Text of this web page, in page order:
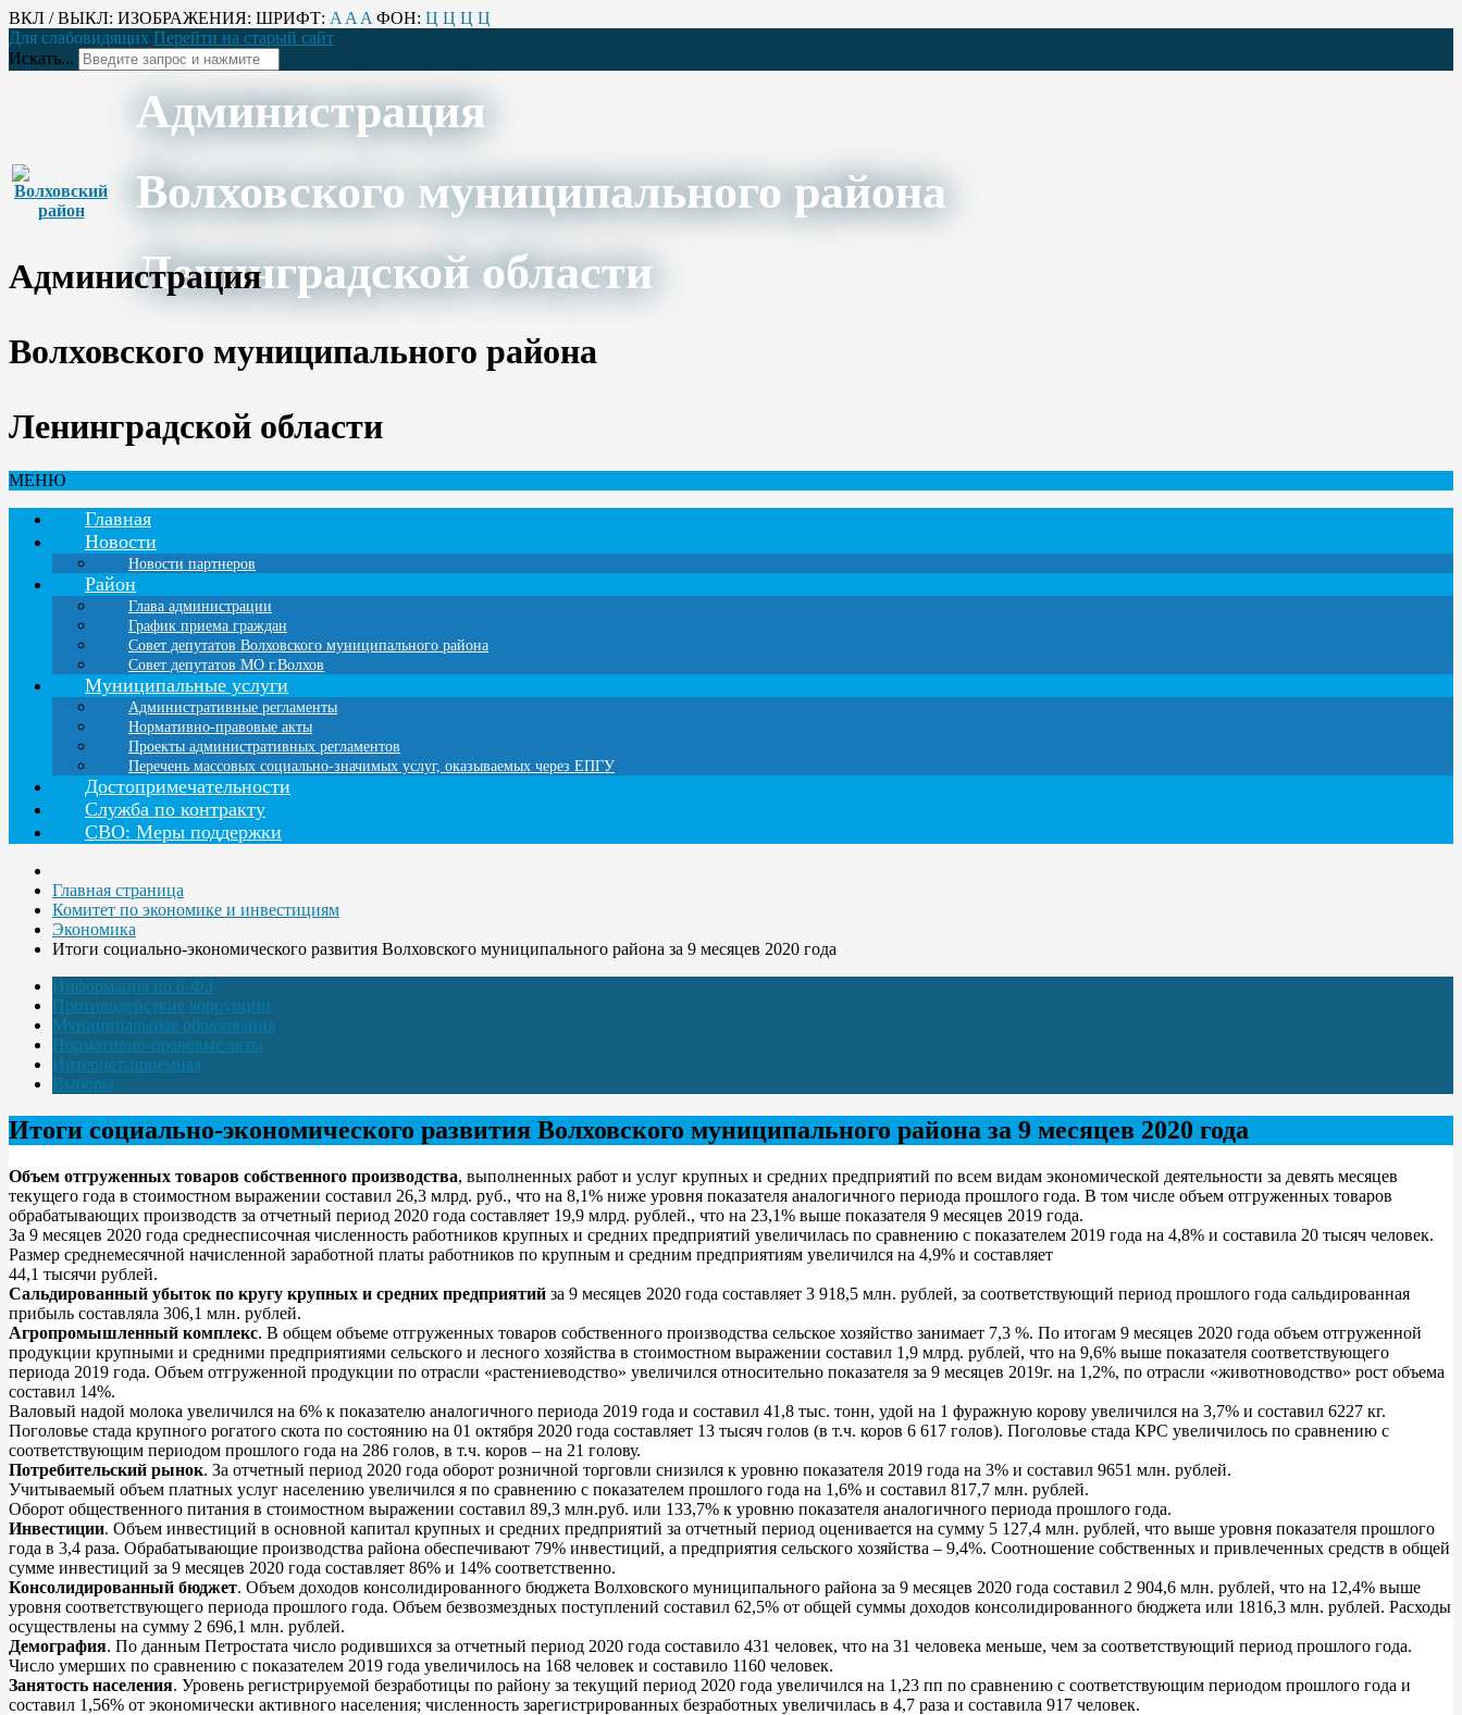
ВКЛ / ВЫКЛ: ИЗОБРАЖЕНИЯ: ШРИФТ: A A A ФОН: Ц Ц Ц Ц
Для слабовидящих Перейти на старый сайт
Искать...
Администрация
Волховского муниципального района
Ленинградской области
Администрация
Волховского муниципального района
Ленинградской области
МЕНЮ
Главная
Новости
Новости партнеров
Район
Глава администрации
График приема граждан
Совет депутатов Волховского муниципального района
Совет депутатов МО г.Волхов
Муниципальные услуги
Административные регламенты
Нормативно-правовые акты
Проекты административных регламентов
Перечень массовых социально-значимых услуг, оказываемых через ЕПГУ
Достопримечательности
Служба по контракту
СВО: Меры поддержки
Главная страница
Комитет по экономике и инвестициям
Экономика
Итоги социально-экономического развития Волховского муниципального района за 9 месяцев 2020 года
Информация по 8-ФЗ
Противодействие коррупции
Муниципальные образования
Нормативно-правовые акты
Интернет-приёмная
Выборы
Итоги социально-экономического развития Волховского муниципального района за 9 месяцев 2020 года
Объем отгруженных товаров собственного производства, выполненных работ и услуг крупных и средних предприятий по всем видам экономической деятельности за девять месяцев
текущего года в стоимостном выражении составил 26,3 млрд. руб., что на 8,1% ниже уровня показателя аналогичного периода прошлого года. В том числе объем отгруженных товаров
обрабатывающих производств за отчетный период 2020 года составляет 19,9 млрд. рублей., что на 23,1% выше показателя 9 месяцев 2019 года.
За 9 месяцев 2020 года среднесписочная численность работников крупных и средних предприятий увеличилась по сравнению с показателем 2019 года на 4,8% и составила 20 тысяч человек.
Размер среднемесячной начисленной заработной платы работников по крупным и средним предприятиям увеличился на 4,9% и составляет
44,1 тысячи рублей.
Сальдированный убыток по кругу крупных и средних предприятий за 9 месяцев 2020 года составляет 3 918,5 млн. рублей, за соответствующий период прошлого года сальдированная
прибыль составляла 306,1 млн. рублей.
Агропромышленный комплекс. В общем объеме отгруженных товаров собственного производства сельское хозяйство занимает 7,3 %. По итогам 9 месяцев 2020 года объем отгруженной
продукции крупными и средними предприятиями сельского и лесного хозяйства в стоимостном выражении составил 1,9 млрд. рублей, что на 9,6% выше показателя соответствующего
периода 2019 года. Объем отгруженной продукции по отрасли «растениеводство» увеличился относительно показателя за 9 месяцев 2019г. на 1,2%, по отрасли «животноводство» рост объема
составил 14%.
Валовый надой молока увеличился на 6% к показателю аналогичного периода 2019 года и составил 41,8 тыс. тонн, удой на 1 фуражную корову увеличился на 3,7% и составил 6227 кг.
Поголовье стада крупного рогатого скота по состоянию на 01 октября 2020 года составляет 13 тысяч голов (в т.ч. коров 6 617 голов). Поголовье стада КРС увеличилось по сравнению с
соответствующим периодом прошлого года на 286 голов, в т.ч. коров – на 21 голову.
Потребительский рынок. За отчетный период 2020 года оборот розничной торговли снизился к уровню показателя 2019 года на 3% и составил 9651 млн. рублей.
Учитываемый объем платных услуг населению увеличился я по сравнению с показателем прошлого года на 1,6% и составил 817,7 млн. рублей.
Оборот общественного питания в стоимостном выражении составил 89,3 млн.руб. или 133,7% к уровню показателя аналогичного периода прошлого года.
Инвестиции. Объем инвестиций в основной капитал крупных и средних предприятий за отчетный период оценивается на сумму 5 127,4 млн. рублей, что выше уровня показателя прошлого
года в 3,4 раза. Обрабатывающие производства района обеспечивают 79% инвестиций, а предприятия сельского хозяйства – 9,4%. Соотношение собственных и привлеченных средств в общей
сумме инвестиций за 9 месяцев 2020 года составляет 86% и 14% соответственно.
Консолидированный бюджет. Объем доходов консолидированного бюджета Волховского муниципального района за 9 месяцев 2020 года составил 2 904,6 млн. рублей, что на 12,4% выше
уровня соответствующего периода прошлого года. Объем безвозмездных поступлений составил 62,5% от общей суммы доходов консолидированного бюджета или 1816,3 млн. рублей. Расходы
осуществлены на сумму 2 696,1 млн. рублей.
Демография. По данным Петростата число родившихся за отчетный период 2020 года составило 431 человек, что на 31 человека меньше, чем за соответствующий период прошлого года.
Число умерших по сравнению с показателем 2019 года увеличилось на 168 человек и составило 1160 человек.
Занятость населения. Уровень регистрируемой безработицы по району за текущий период 2020 года увеличился на 1,23 пп по сравнению с соответствующим периодом прошлого года и
составил 1,56% от экономически активного населения; численность зарегистрированных безработных увеличилась в 4,7 раза и составила 917 человек.